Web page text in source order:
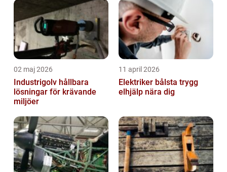
02 maj 2026
Industrigolv hållbara
lösningar för krävande
miljöer
11 april 2026
Elektriker bålsta trygg
elhjälp nära dig